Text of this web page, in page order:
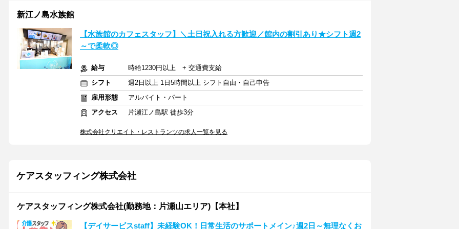
新江ノ島水族館
【水族館のカフェスタッフ】＼土日祝入れる方歓迎／館内の割引あり★シフト週2
～で柔軟◎
給与
時給1230円以上 + 交通費支給
シフト
週2日以上 1日5時間以上 シフト自由・自己申告
雇用形態
アルバイト・パート
アクセス
片瀬江ノ島駅 徒歩3分
株式会社クリエイト・レストランツの求人一覧を見る
ケアスタッフィング株式会社
ケアスタッフィング株式会社(勤務地：片瀬山エリア)【本社】
【デイサービスstaff】未経験OK！日常生活のサポートメイン♪週2日～無理なくお